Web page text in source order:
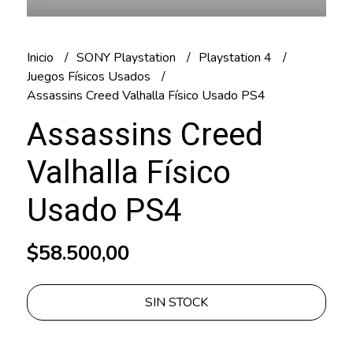
Inicio SONY Playstation
Playstation 4
Juegos Físicos Usados
Assassins Creed Valhalla Físico Usado PS4
Assassins Creed
Valhalla Físico
Usado PS4
$58.500,00
SIN STOCK